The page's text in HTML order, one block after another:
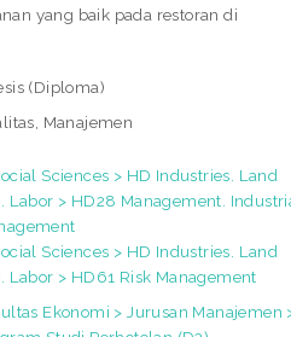
yang baik pada restoran di
(Diploma)
Manajemen
Sciences > HD Industries. Land
Labor > HD28 Management.
Sciences > HD Industries. Land
Labor > HD61 Risk Management
Ekonomi > Jurusan Manajemen